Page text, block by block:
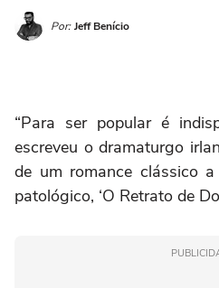
Por: Jeff Benício
“Para ser popular é
escreveu o dramaturgo
de um romance clássico
patológico, ‘O Retrato de